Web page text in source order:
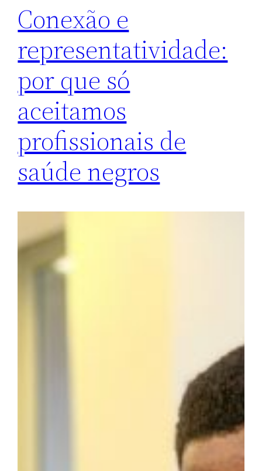
Conexão e
representatividade:
por que só
aceitamos
profissionais de
saúde negros